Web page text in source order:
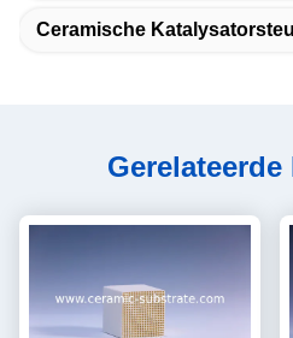
Ceramische